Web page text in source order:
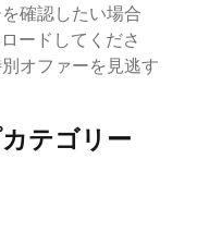
確認したい場合
ードしてくださ
オファーを見逃す
テゴリー